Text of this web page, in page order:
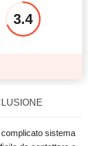
3.4
sistema